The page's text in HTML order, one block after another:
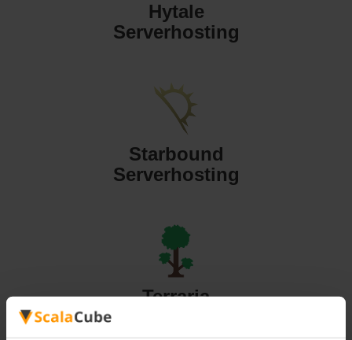
Hytale
Serverhosting
Starbound
Serverhosting
Terraria